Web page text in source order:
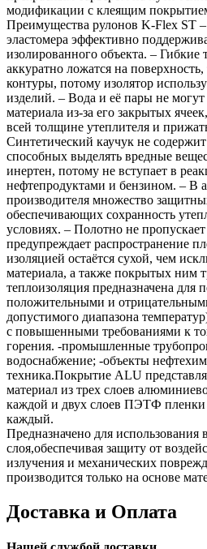
модификации с клеящим
Преимущества рулонов K-Flex ST
эластомера эффективно
изолированного объекта. –
аккуратно ложатся на
контуры, потому изолятор
изделий. – Вода и её пары не
материала из-за его закрытых
всей толщине утеплителя и
Синтетический каучук не
способных выделять вредные
инертен, потому не вступает в
нефтепродуктами и бензином. – В
производителя множество
обеспечивающих сохранность
условиях. – Полотно не
предупреждает распространение
изоляцией остаётся сухой, чем
материала, а также покрытых ним
теплоизоляция предназначена для
положительными и
допустимого диапазона
с повышенными требованиями к
горения. -промышленные
водоснабжение; -объекты
техника.Покрытие ALU
материал из трех слоев
каждой и двух слоев ПЭТФ
каждый.
Предназначено для использования
слоя,обеспечивая защиту от
излучения и механических
производится только на основе
Доставка и Оплата